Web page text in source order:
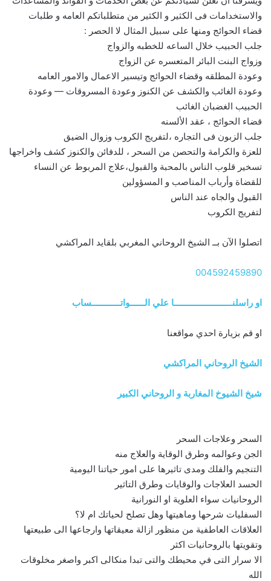
والاستخدامات فى الكثير و الكثير من متطلباتكم العامه و طلبات
قضاء الحوائج ومنها على سبيل المثال لا الحصر :
جلب الحبيب خلال الساعه للخطبه والزواج
وزواج البنت البائر المتعسره عن الزواج
وعودة المطلقه وقضاء الحوائج وتيسير الاعمال والامور العامه
وعودة الغائب والكشف عن الكنوز وعودة المسروقات — وعودة
الحبيب الغضبان الغائب
قضاء الحوائج ، عقد الألسنه
جلب الزبون فى التجاره ،لتفريج الكروب وزوال الضيق
للعزة والكرامة والتحصن من السحر ، للدفائن والكنوز كشف واخراجها
تسخير قلوب الناس بالمحبة والقبول،علاج المربوط عن النساء
للقضاة وأرباب المناصب و المسؤولين
القبول والجاه عند الناس
لتفريج الكروب
اتصلوا الآن بــ الشيخ الروحاني المغربي بلقايد المراكشي
004592459890
او راسلنــــــــــــــــــــــــا علي الــــــواتــــــــــــساب
او قم بزيارة احدي مواقعنا
الشيخ الروحاني المراكشي
شيخ الشيوخ المغاربة و الروحاني الكبير
السحر وعلاجات السحر
الجن وعوالمه وطرق الوقاية والعلاج منه
التنجيم والفلك ومدى تاثيرها على امور حياتنا اليومية
الحسد العلاجات والوقايات وطرق التاثير
الروحانيات سواء العلوية او النورانية
السفليات شرحها وماهيتها وهل تصلح لحياتك ام لا؟
العلاقات العاطفية من منظور ازالة معيقاتها وارجاعها الى طبيعتها
وتقويتها بالروحانيات اكثر
الا سرار التى في محيطك والتى تبدا منكالى اكبر واصغر مخلوقات
الله